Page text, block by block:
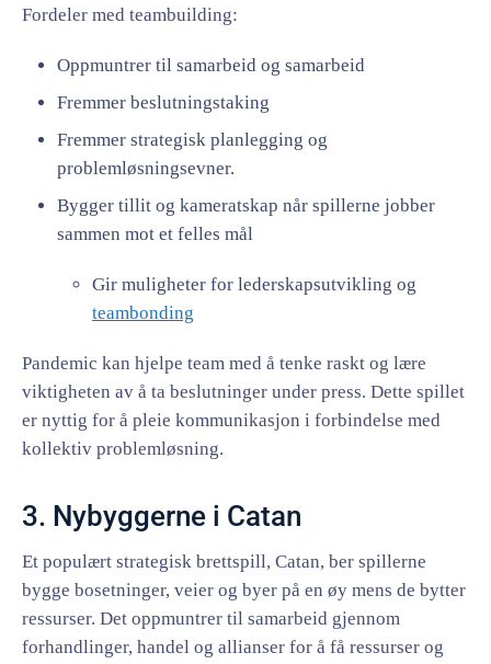
Fordeler med teambuilding:
Oppmuntrer til samarbeid og samarbeid
Fremmer beslutningstaking
Fremmer strategisk planlegging og
problemløsningsevner.
Bygger tillit og kameratskap når spillerne jobber
sammen mot et felles mål
Gir muligheter for lederskapsutvikling og
teambonding
Pandemic kan hjelpe team med å tenke raskt og lære
viktigheten av å ta beslutninger under press. Dette spillet
er nyttig for å pleie kommunikasjon i forbindelse med
kollektiv problemløsning.
3. Nybyggerne i Catan
Et populært strategisk brettspill, Catan, ber spillerne
bygge bosetninger, veier og byer på en øy mens de bytter
ressurser. Det oppmuntrer til samarbeid gjennom
forhandlinger, handel og allianser for å få ressurser og